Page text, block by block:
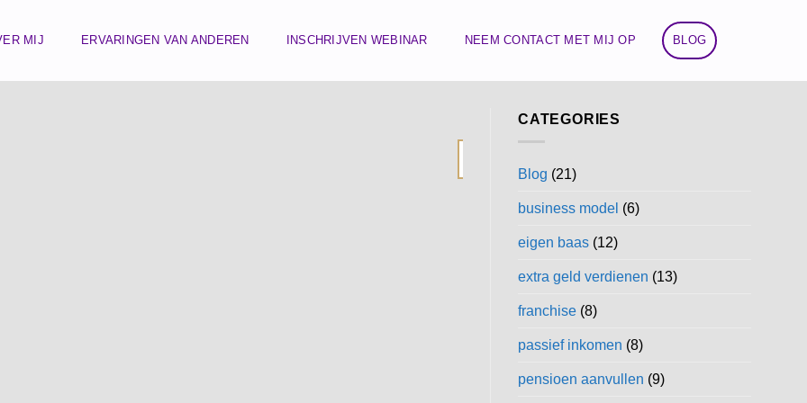
MIJ ERVARINGEN VAN ANDEREN INSCHRIJVEN WEBINAR NEEM CONTACT MET MIJ OP BLOG
Ontdek de nieuwe
CATEGORIES
Blog (21)
business model (6)
eigen baas (12)
extra geld verdienen (13)
franchise (8)
passief inkomen (8)
pensioen aanvullen (9)